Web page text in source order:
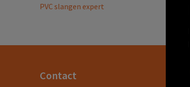
PVC slangen expert
Contact